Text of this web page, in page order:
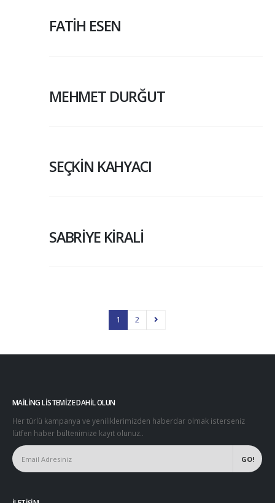
FATİH ESEN
MEHMET DURĞUT
SEÇKİN KAHYACI
SABRİYE KİRALİ
1 2
MAILING LISTEMIZE DAHIL OLUN
Her türlü kampanya ve yeniliklerimizden haberdar olmak isterseniz
lütfen haber bültenimize kayıt olunuz..